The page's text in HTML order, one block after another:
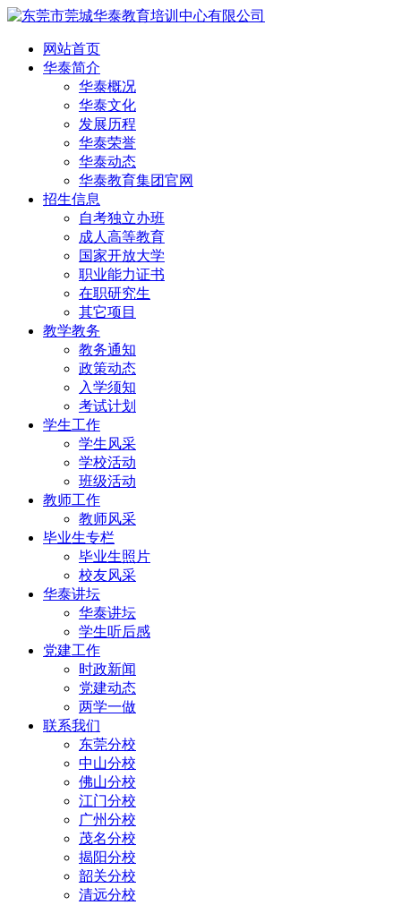
网站首页
华泰简介
华泰概况
华泰文化
发展历程
华泰荣誉
华泰动态
华泰教育集团官网
招生信息
自考独立办班
成人高等教育
国家开放大学
职业能力证书
在职研究生
其它项目
教学教务
教务通知
政策动态
入学须知
考试计划
学生工作
学生风采
学校活动
班级活动
教师工作
教师风采
毕业生专栏
毕业生照片
校友风采
华泰讲坛
华泰讲坛
学生听后感
党建工作
时政新闻
党建动态
两学一做
联系我们
东莞分校
中山分校
佛山分校
江门分校
广州分校
茂名分校
揭阳分校
韶关分校
清远分校